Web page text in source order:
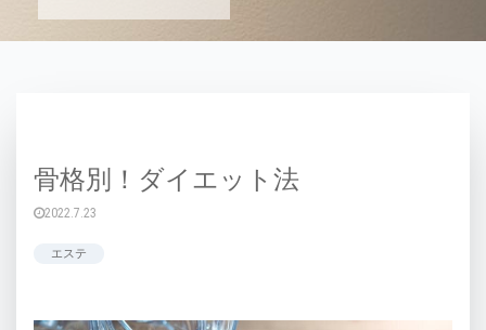
骨格別！ダイエット法
2022.7.23
エステ